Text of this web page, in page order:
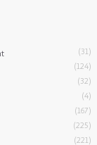
(31)
(124)
(32)
(4)
(167)
(225)
(221)